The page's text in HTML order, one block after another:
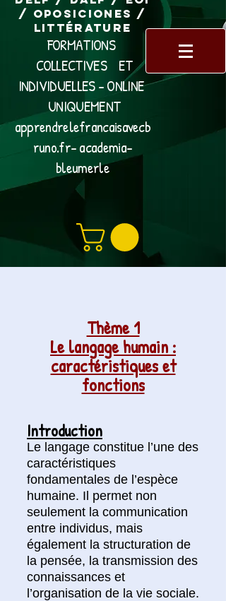
/ Oposiciones /
Littérature
FORMATIONS
COLLECTIVES ET
INDIVIDUELLES - ONLINE
UNIQUEMENT
apprendrelefrancaisavecb
runo.fr- academia-
bleumerle
Thème 1
Le langage humain :
caractéristiques et
fonctions
Introduction
Le langage constitue l’une des
caractéristiques
fondamentales de l’espèce
humaine. Il permet non
seulement la communication
entre individus, mais
également la structuration de
la pensée, la transmission des
connaissances et
l’organisation de la vie sociale.